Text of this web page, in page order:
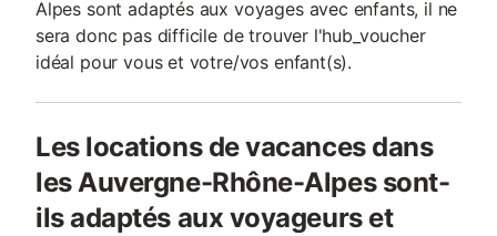
Alpes sont adaptés aux voyages avec enfants, il ne
sera donc pas difficile de trouver l'hub_voucher
idéal pour vous et votre/vos enfant(s).
Les locations de vacances dans
les Auvergne-Rhône-Alpes sont-
ils adaptés aux voyageurs et